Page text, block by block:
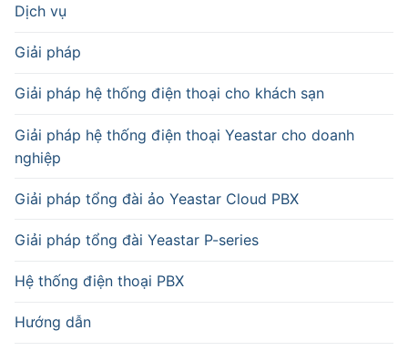
Dịch vụ
Giải pháp
Giải pháp hệ thống điện thoại cho khách sạn
Giải pháp hệ thống điện thoại Yeastar cho doanh
nghiệp
Giải pháp tổng đài ảo Yeastar Cloud PBX
Giải pháp tổng đài Yeastar P-series
Hệ thống điện thoại PBX
Hướng dẫn